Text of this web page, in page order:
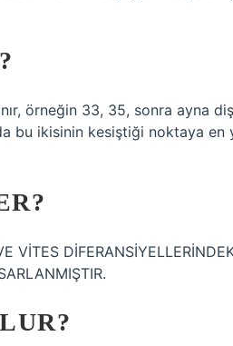
örneğin 33, 35, sonra ayna diş
bu ikisinin kesiştiği noktaya en
VİTES